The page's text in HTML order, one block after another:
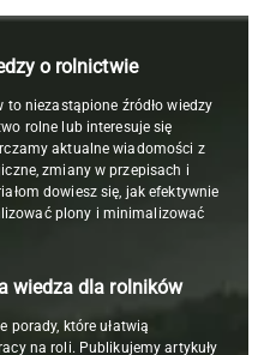
o rolnictwie
niezastąpione źródło wiedzy
rolne lub interesuje się
aktualne wiadomości z
zmiany w przepisach i
dowiesz się, jak efektywnie
plony i minimalizować
wiedza dla rolników
porady, które ułatwią
na roli. Publikujemy artykuły